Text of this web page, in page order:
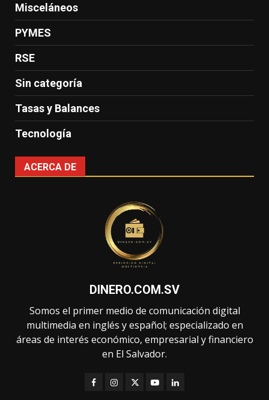
Misceláneos
PYMES
RSE
Sin categoría
Tasas y Balances
Tecnología
ACERCA DE
DINERO.COM.SV
Somos el primer medio de comunicación digital
multimedia en inglés y español; especializado en
áreas de interés económico, empresarial y financiero
en El Salvador.